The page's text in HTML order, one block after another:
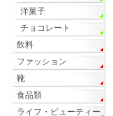
洋菓子
チョコレート
飲料
ファッション
靴
食品類
ライフ・ビューティー